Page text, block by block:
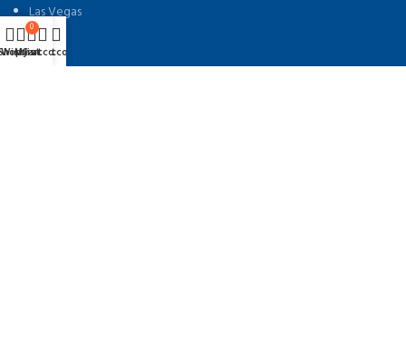
Shop
Wishlist
0
Cart
My account
Las Vegas
Wishlist
0
Cart
My account